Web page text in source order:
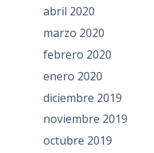
abril 2020
marzo 2020
febrero 2020
enero 2020
diciembre 2019
noviembre 2019
octubre 2019